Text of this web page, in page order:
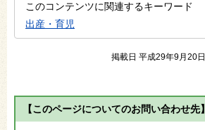
このコンテンツに関連するキーワード
出産・育児
掲載日 平成29年9月20日
【このページについてのお問い合わせ先】